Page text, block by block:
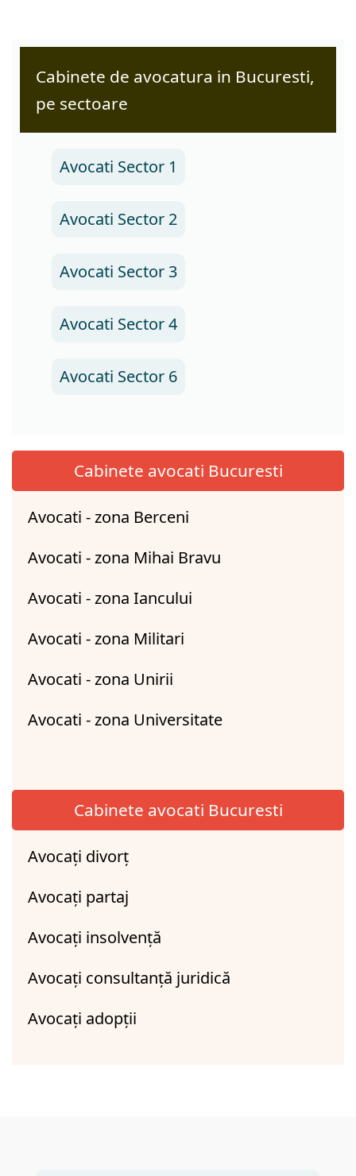
Cabinete de avocatura in Bucuresti,
pe sectoare
Avocati Sector 1
Avocati Sector 2
Avocati Sector 3
Avocati Sector 4
Avocati Sector 6
Cabinete avocati Bucuresti
Avocati - zona Berceni
Avocati - zona Mihai Bravu
Avocati - zona Iancului
Avocati - zona Militari
Avocati - zona Unirii
Avocati - zona Universitate
Cabinete avocati Bucuresti
Avocați divorț
Avocați partaj
Avocați insolvență
Avocați consultanță juridică
Avocați adopții